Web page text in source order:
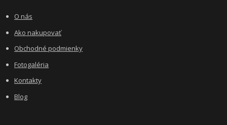
O nás
Ako nakupovať
Obchodné podmienky
Fotogaléria
Kontakty
Blog